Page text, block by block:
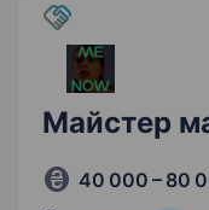
Майстер
40 000 – 80